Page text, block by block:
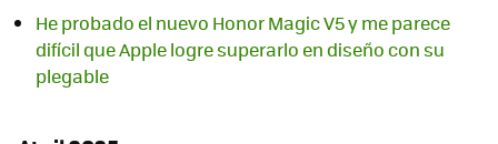
He probado el nuevo Honor Magic V5 y me parece
difícil que Apple logre superarlo en diseño con su
plegable